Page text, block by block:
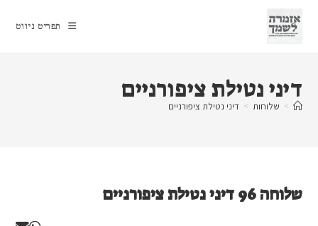
content
תפריט ניווט
דיני נטילת ציפורניים
> שלוחות > דיני נטילת ציפורניים
שלוחה 96 דיני נטילת ציפורניים